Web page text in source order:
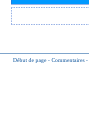
Début de page - Commentaires -